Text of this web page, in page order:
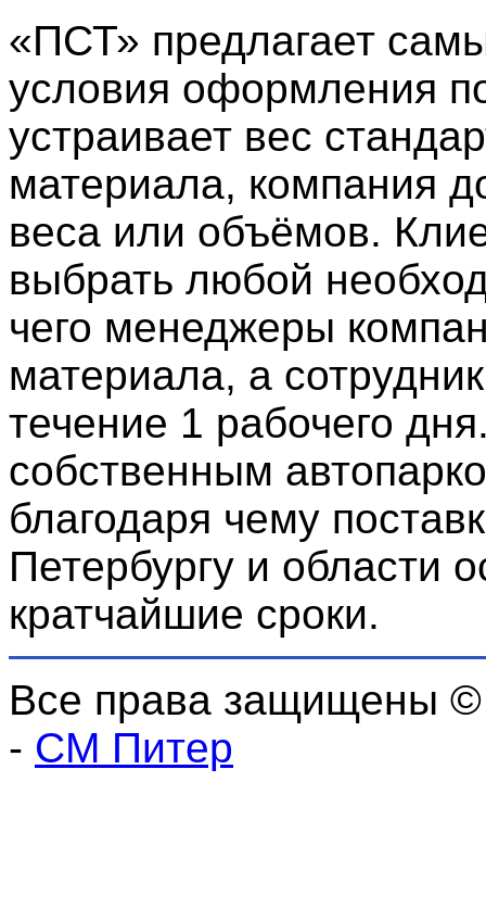
«ПСТ» предлагает
условия оформления
устраивает вес
материала, компания
веса или объёмов.
выбрать любой
чего менеджеры
материала, а
течение 1 рабочего
собственным
благодаря чему
Петербургу и области
кратчайшие сроки.
Все права защищены
- СМ Питер